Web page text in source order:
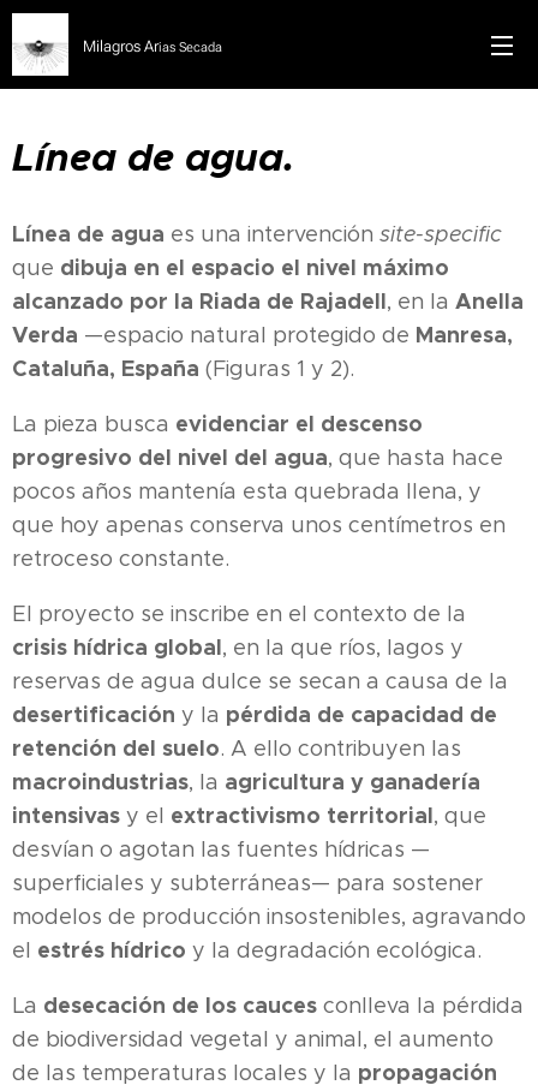
Milagros Arias Secada
Línea de agua.
Línea de agua es una intervención site-specific
que dibuja en el espacio el nivel máximo
alcanzado por la Riada de Rajadell, en la Anella
Verda —espacio natural protegido de Manresa,
Cataluña, España (Figuras 1 y 2).
La pieza busca evidenciar el descenso
progresivo del nivel del agua, que hasta hace
pocos años mantenía esta quebrada llena, y
que hoy apenas conserva unos centímetros en
retroceso constante.
El proyecto se inscribe en el contexto de la
crisis hídrica global, en la que ríos, lagos y
reservas de agua dulce se secan a causa de la
desertificación y la pérdida de capacidad de
retención del suelo. A ello contribuyen las
macroindustrias, la agricultura y ganadería
intensivas y el extractivismo territorial, que
desvían o agotan las fuentes hídricas —
superficiales y subterráneas— para sostener
modelos de producción insostenibles, agravando
el estrés hídrico y la degradación ecológica.
La desecación de los cauces conlleva la pérdida
de biodiversidad vegetal y animal, el aumento
de las temperaturas locales y la propagación